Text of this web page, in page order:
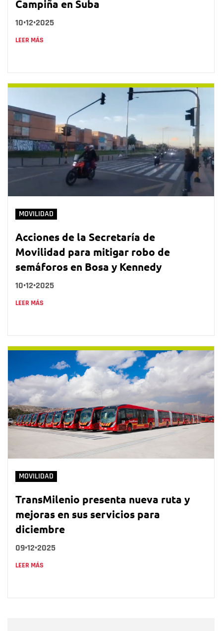
Campiña en Suba
10•12•2025
LEER MÁS
MOVILIDAD
Acciones de la Secretaría de
Movilidad para mitigar robo de
semáforos en Bosa y Kennedy
10•12•2025
LEER MÁS
MOVILIDAD
TransMilenio presenta nueva ruta y
mejoras en sus servicios para
diciembre
09•12•2025
LEER MÁS